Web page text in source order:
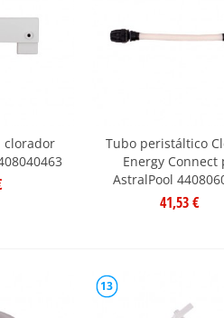
clorador
Tubo peristáltico
Energy Connect
AstralPool
41,53 €
13